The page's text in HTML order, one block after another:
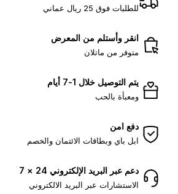
للطلبات فوق 25 ريال عماني
انقر وأستلم من المعرض
متوفر من ماتلان
يتم التوصيل خلال 1-7 أيام
ومعبأة بالحب
دفع امن
ابل باي وبطاقات الائتمان والخصم
دعم عبر البريد الإلكتروني 24 × 7
الاستشارات عبر البريد الالكتروني